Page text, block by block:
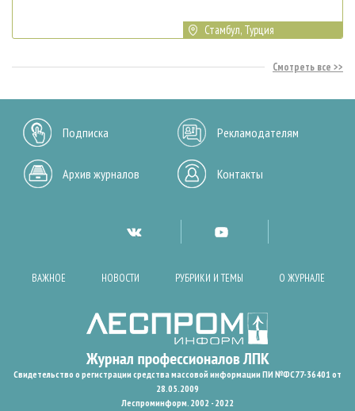
Стамбул, Турция
Смотреть все
Подписка Рекламодателям
Архив журналов Контакты
ВАЖНОЕ НОВОСТИ РУБРИКИ И ТЕМЫ О ЖУРНАЛЕ
Свидетельство о регистрации средства массовой информации ПИ №ФС77-36401 от
28.05.2009
Леспроминформ. 2002 - 2022